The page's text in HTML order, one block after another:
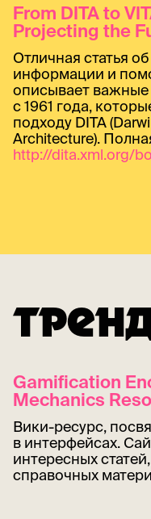
Gamification
Mechanics
Вики-ресурс,
в интерфейсах.
интересных
справочных
From DITA to
Projecting the
Отличная статья
информации и
описывает важные
с 1961 года,
подходу DITA
Architecture).
http://dita.xml.org/